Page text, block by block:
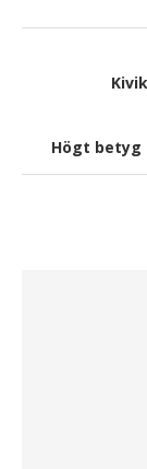
Högt betyg